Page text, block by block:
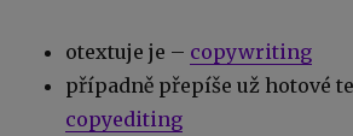
otextuje je – copywriting
případně přepíše už hotové
copyediting